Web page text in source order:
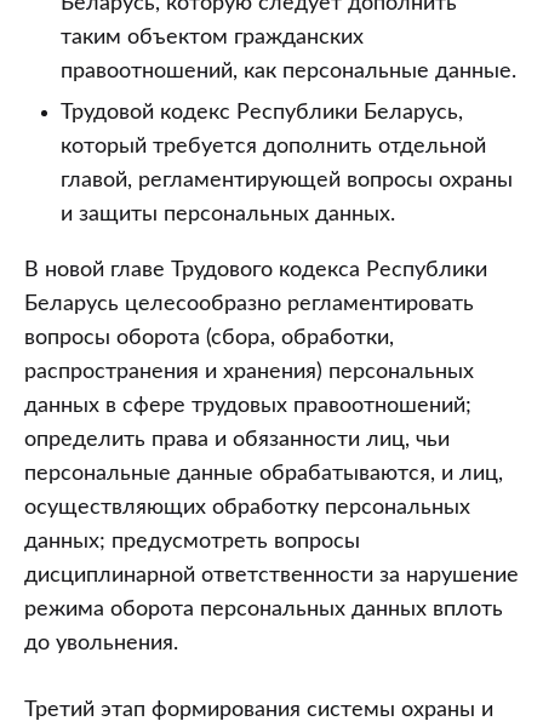
таким объектом гражданских
правоотношений, как персональные данные.
Трудовой кодекс Республики Беларусь,
который требуется дополнить отдельной
главой, регламентирующей вопросы охраны
и защиты персональных данных.
В новой главе Трудового кодекса Республики
Беларусь целесообразно регламентировать
вопросы оборота (сбора, обработки,
распространения и хранения) персональных
данных в сфере трудовых правоотношений;
определить права и обязанности лиц, чьи
персональные данные обрабатываются, и лиц,
осуществляющих обработку персональных
данных; предусмотреть вопросы
дисциплинарной ответственности за нарушение
режима оборота персональных данных вплоть
до увольнения.
Третий этап формирования системы охраны и